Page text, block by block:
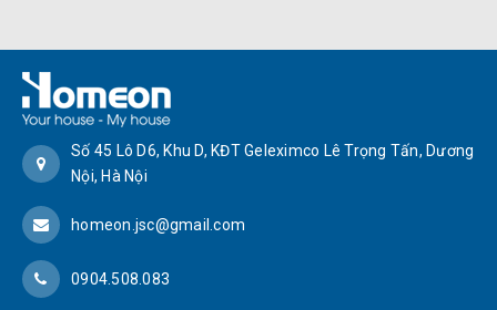
Số 45 Lô D6, Khu D, KĐT Geleximco Lê Trọng Tấn, Dương
Nội, Hà Nội
homeon.jsc@gmail.com
0904.508.083